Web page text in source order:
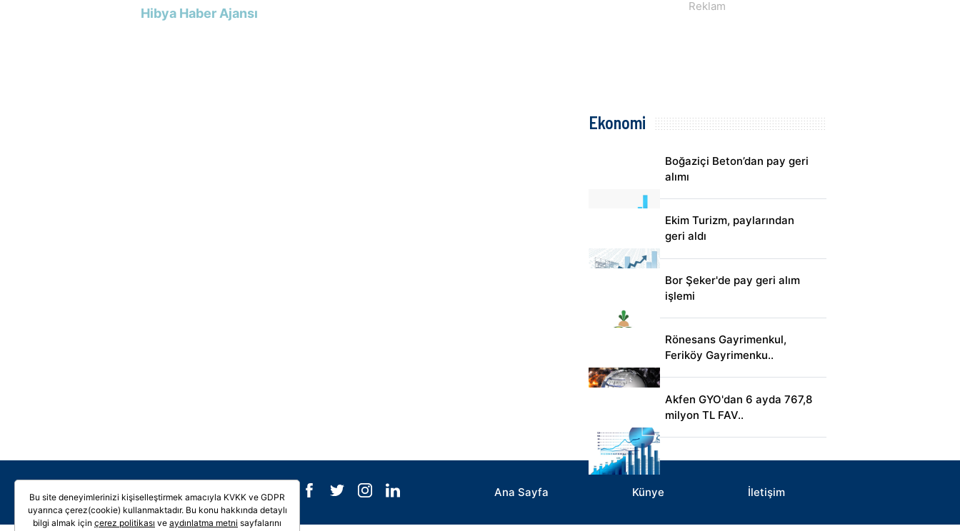
Hibya Haber Ajansı
Ekonomi
Boğaziçi Beton’dan pay geri
alımı
Ekim Turizm, paylarından
geri aldı
Bor Şeker'de pay geri alım
işlemi
Rönesans Gayrimenkul,
Feriköy Gayrimenku..
Akfen GYO'dan 6 ayda 767,8
milyon TL FAV..
Galeri Video Ana Sayfa Künye İletişim
Bu site deneyimlerinizi kişiselleştirmek amacıyla KVKK ve GDPR
uyarınca çerez(cookie) kullanmaktadır. Bu konu hakkında detaylı
bilgi almak için çerez politikası ve aydınlatma metni sayfalarını